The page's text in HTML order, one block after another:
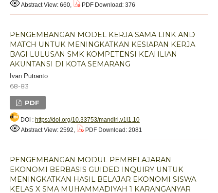
Abstract View: 660, PDF Download: 376
PENGEMBANGAN MODEL KERJA SAMA LINK AND
MATCH UNTUK MENINGKATKAN KESIAPAN KERJA
BAGI LULUSAN SMK KOMPETENSI KEAHLIAN
AKUNTANSI DI KOTA SEMARANG
Ivan Putranto
68-83
PDF
DOI : https://doi.org/10.33753/mandiri.v1i1.10
Abstract View: 2592,
PDF Download: 2081
PENGEMBANGAN MODUL PEMBELAJARAN
EKONOMI BERBASIS GUIDED INQUIRY UNTUK
MENINGKATKAN HASIL BELAJAR EKONOMI SISWA
KELAS X SMA MUHAMMADIYAH 1 KARANGANYAR